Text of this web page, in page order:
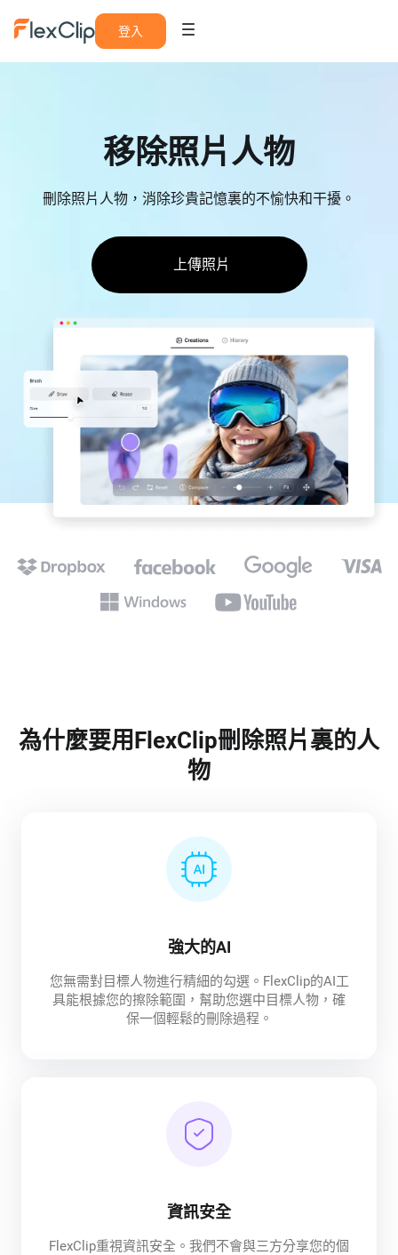
登入
移除照片人物
刪除照片人物，消除珍貴記憶裏的不愉快和干擾。
上傳照片
為什麼要用FlexClip刪除照片裏的人
物
強大的AI
您無需對目標人物進行精細的勾選。FlexClip的AI工
具能根據您的擦除範圍，幫助您選中目標人物，確
保一個輕鬆的刪除過程。
資訊安全
FlexClip重視資訊安全。我們不會與三方分享您的個